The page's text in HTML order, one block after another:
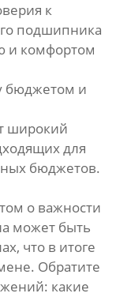
к
подшипника
и комфортом
бюджетом и
широкий
для
бюджетов.
о важности
может быть
что в итоге
Обратите
какие